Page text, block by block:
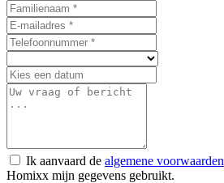
Ik aanvaard de algemene voorwaarden
Homixx mijn gegevens gebruikt.